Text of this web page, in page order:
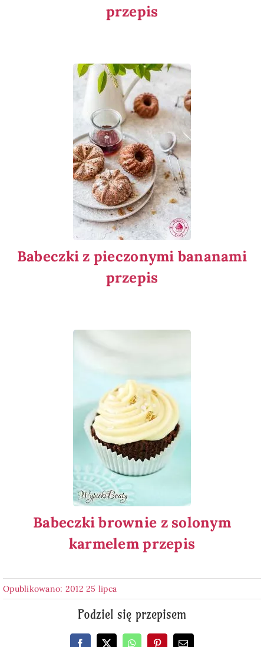
przepis
Babeczki z pieczonymi bananami
przepis
Babeczki brownie z solonym
karmelem przepis
Opublikowano: 2012 25 lipca
Podziel się przepisem